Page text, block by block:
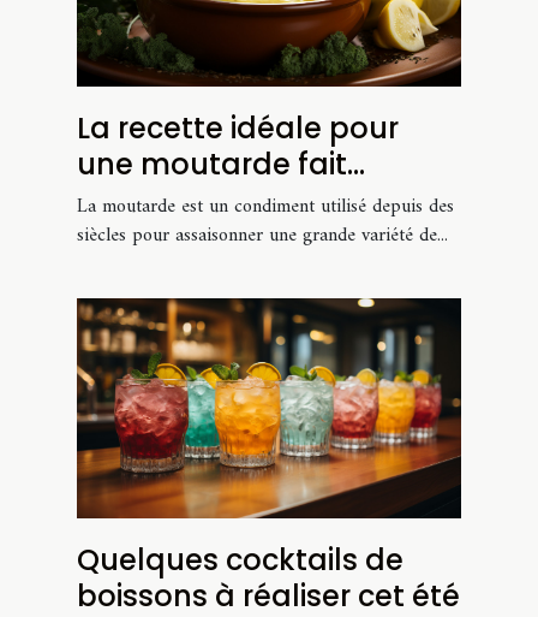
La recette idéale pour
une moutarde fait
maison
La moutarde est un condiment utilisé depuis des
siècles pour assaisonner une grande variété de...
Quelques cocktails de
boissons à réaliser cet été